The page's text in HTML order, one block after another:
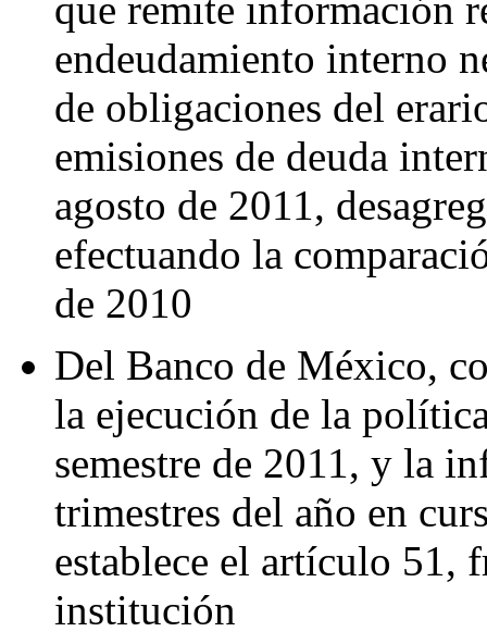
endeudamiento interno
de obligaciones del
emisiones de deuda
agosto de 2011,
efectuando la
de 2010
Del Banco de México,
la ejecución de la
semestre de 2011, y la
trimestres del año en
establece el artículo 51,
institución